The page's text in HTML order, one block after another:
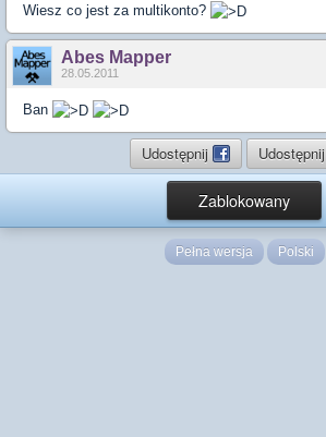
Wiesz co jest za multikonto?
Abes Mapper
28.05.2011
Ban
Udostępnij Udostępnij
Zablokowany
Pełna wersja Polski